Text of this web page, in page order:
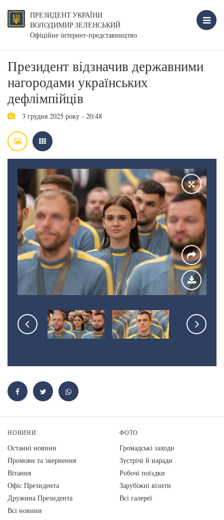
ПРЕЗИДЕНТ УКРАЇНИ
ВОЛОДИМИР ЗЕЛЕНСЬКИЙ
Офіційне інтернет-представництво
Президент відзначив державними
нагородами українських
дефлімпійців
3 грудня 2025 року - 20:48
НОВИНИ
Останні новини
Промови та звернення
Вiтання
Офіс Президента
Дружина Президента
Всі новини
ФОТО
Громадські заходи
Зустрічі й наради
Робочі поїздки
Зарубіжні візити
Всі галереї